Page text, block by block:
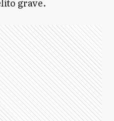
grave.